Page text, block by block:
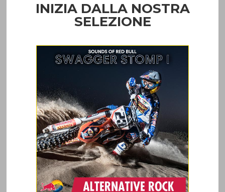
INIZIA DALLA NOSTRA
SELEZIONE